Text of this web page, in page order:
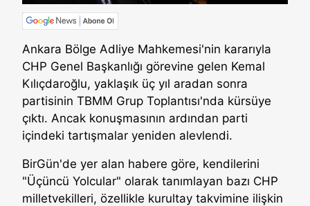
Ankara Bölge Adliye Mahkemesi'nin kararıyla
CHP Genel Başkanlığı görevine gelen Kemal
Kılıçdaroğlu, yaklaşık üç yıl aradan sonra
partisinin TBMM Grup Toplantısı'nda kürsüye
çıktı. Ancak konuşmasının ardından parti
içindeki tartışmalar yeniden alevlendi.
BirGün'de yer alan habere göre, kendilerini
"Üçüncü Yolcular" olarak tanımlayan bazı CHP
milletvekilleri, özellikle kurultay takvimine ilişkin